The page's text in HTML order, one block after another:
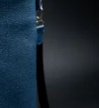
書籍・雑誌出版
チャレンジ